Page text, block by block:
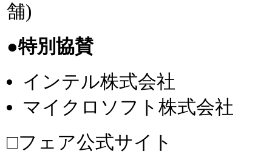
舗)
●特別協賛
インテル株式会社
マイクロソフト株式会社
□フェア公式サイト